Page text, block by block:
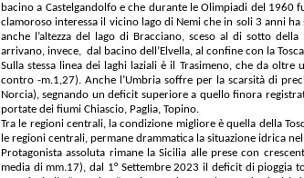
bacino a Castelgandolfo e che durante le Olimpiadi del
clamoroso interessa il vicino lago di Nemi che in soli 3 anni
anche l’altezza del lago di Bracciano, sceso al di sotto
arrivano, invece, dal bacino dell’Elvella, al confine con la
Sulla stessa linea dei laghi laziali è il Trasimeno, che da
contro -m.1,27). Anche l’Umbria soffre per la scarsità di
Norcia), segnando un deficit superiore a quello finora
portate dei fiumi Chiascio, Paglia, Topino.
Tra le regioni centrali, la condizione migliore è quella della
le regioni centrali, permane drammatica la situazione idrica
Protagonista assoluta rimane la Sicilia alle prese con
media di mm.17), dal 1° Settembre 2023 il deficit di pioggia